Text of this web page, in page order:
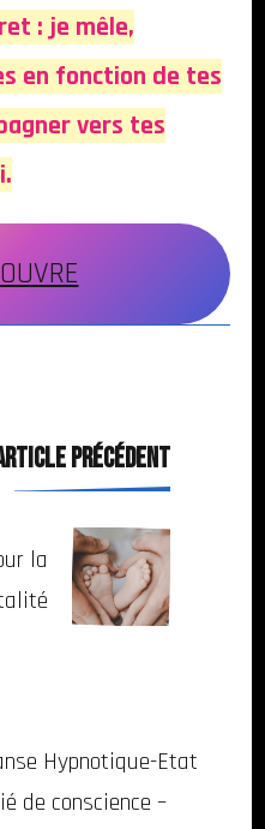
: je mêle,
en fonction de tes
vers tes
d'article
PRÉCÉDENT
la
Hypnotique-Etat
de conscience –